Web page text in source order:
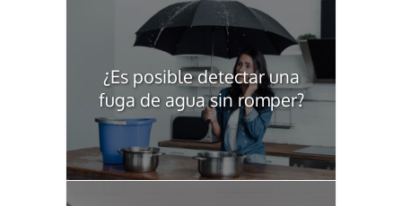
¿Es posible detectar una
fuga de agua sin romper?